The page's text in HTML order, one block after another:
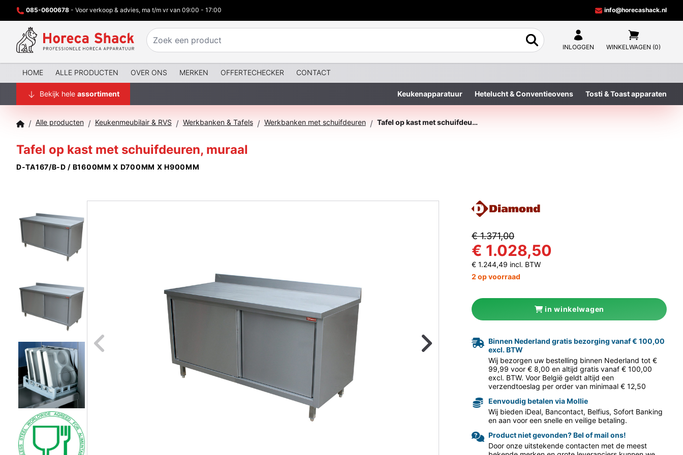
085-0600678 - Voor verkoop & advies, ma t/m vr van 09:00 - 17:00 info@horecashack.nl
INLOGGEN WINKELWAGEN (0)
HOME ALLE PRODUCTEN OVER ONS MERKEN OFFERTECHECKER CONTACT
Bekijk hele assortiment Keukenapparatuur Hetelucht & Conventieovens Tosti & Toast apparaten
/ Alle producten / Keukenmeubilair & RVS / Werkbanken & Tafels / Werkbanken met schuifdeuren / Tafel op kast met schuifdeuren, muraal
Tafel op kast met schuifdeuren, muraal
D-TA167/B-D / B1600MM X D700MM X H900MM
Naar vorige foto Naar volgende
€ 1.371,00
€ 1.028,50
€ 1.244,49 incl. BTW
2 op voorraad
in winkelwagen
Binnen Nederland gratis bezorging vanaf € 100,00
excl. BTW
Wij bezorgen uw bestelling binnen Nederland tot €
99,99 voor € 8,00 en altijd gratis vanaf € 100,00
excl. BTW. Voor België geldt altijd een
verzendtoeslag per order van minimaal € 12,50
Eenvoudig betalen via Mollie
Wij bieden iDeal, Bancontact, Belfius, Sofort Banking
en aan voor een snelle en veilige betaling.
Product niet gevonden? Bel of mail ons!
Door onze uitstekende contacten met de meest